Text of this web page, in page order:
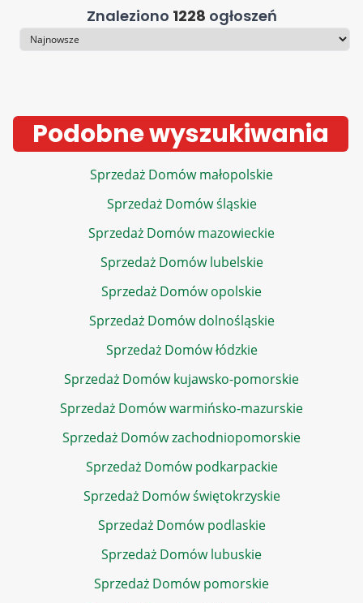
Znaleziono 1228 ogłoszeń
Sortowanie
Podobne wyszukiwania
Sprzedaż Domów małopolskie
Sprzedaż Domów śląskie
Sprzedaż Domów mazowieckie
Sprzedaż Domów lubelskie
Sprzedaż Domów opolskie
Sprzedaż Domów dolnośląskie
Sprzedaż Domów łódzkie
Sprzedaż Domów kujawsko-pomorskie
Sprzedaż Domów warmińsko-mazurskie
Sprzedaż Domów zachodniopomorskie
Sprzedaż Domów podkarpackie
Sprzedaż Domów świętokrzyskie
Sprzedaż Domów podlaskie
Sprzedaż Domów lubuskie
Sprzedaż Domów pomorskie